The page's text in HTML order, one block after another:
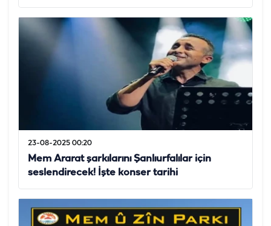
23-08-2025 00:20
Mem Ararat şarkılarını Şanlıurfalılar için
seslendirecek! İşte konser tarihi